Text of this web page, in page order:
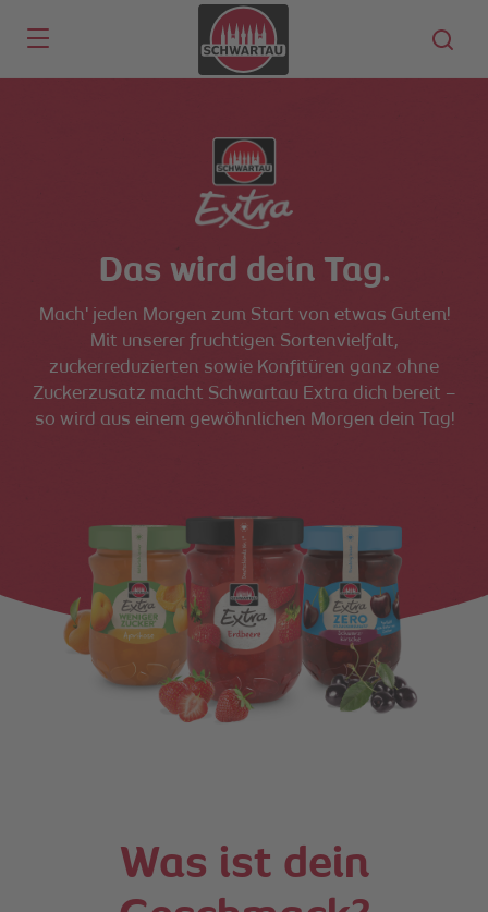
Das wird dein Tag.
Mach' jeden Morgen zum Start von etwas Gutem!
Mit unserer fruchtigen Sortenvielfalt,
zuckerreduzierten sowie Konfitüren ganz ohne
Zuckerzusatz macht Schwartau Extra dich bereit –
so wird aus einem gewöhnlichen Morgen dein Tag!
Was ist dein